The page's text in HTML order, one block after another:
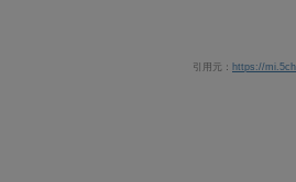
引用元： https://